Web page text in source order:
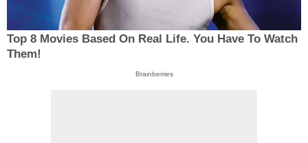
Top 8 Movies Based On Real Life. You Have To Watch
Them!
Brainberries